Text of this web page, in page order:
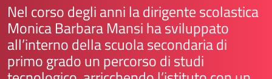
Nel corso degli anni la dirigente scolastica
Monica Barbara Mansi ha sviluppato
all’interno della scuola secondaria di
primo grado un percorso di studi